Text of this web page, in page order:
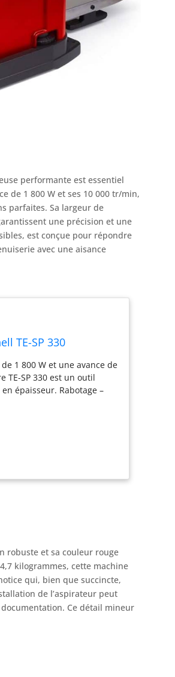
performante est essentiel
de 1 800 W et ses 10 000 tr/min,
parfaites. Sa largeur de
une précision et une
est conçue pour répondre
avec une aisance
TE-SP 330
1 800 W et une avance de
TE-SP 330 est un outil
épaisseur. Rabotage –
et poutres de
hauteur – Le dispositif de
mm. Fers – Avec ses deux
stationnaire assure
lisses. Aspiration – Le
Repliable, la grande table
poignées
sécurité en empêchant le
une coupure de
robuste et sa couleur rouge
kilogrammes, cette machine
qui, bien que succincte,
de l’aspirateur peut
Ce détail mineur